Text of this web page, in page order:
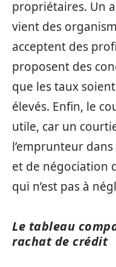
propriétaires. Un
vient des
acceptent des
proposent des
que les taux
élevés. Enfin, le
utile, car un
l’emprunteur
et de négociation
qui n’est pas à
Le tableau
rachat de crédit